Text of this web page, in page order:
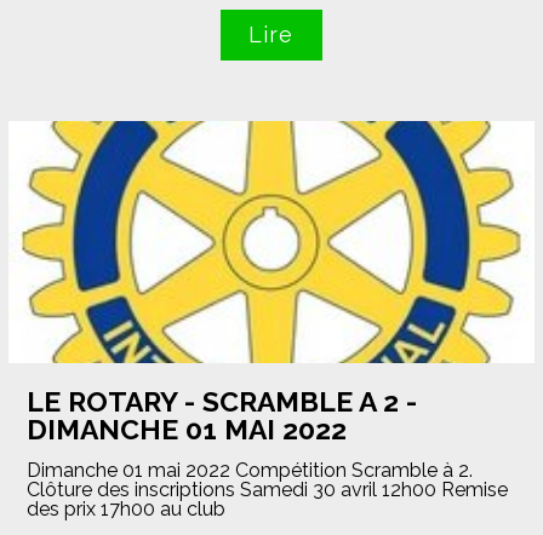
Lire
LE ROTARY - SCRAMBLE A 2 -
DIMANCHE 01 MAI 2022
Dimanche 01 mai 2022 Compétition Scramble à 2.
Clôture des inscriptions Samedi 30 avril 12h00 Remise
des prix 17h00 au club